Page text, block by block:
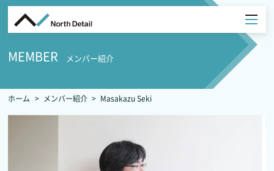
MEMBER メンバー紹介
ホーム メンバー紹介 Masakazu Seki